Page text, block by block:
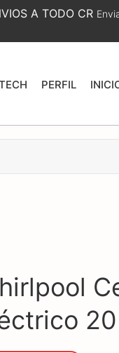
A TODO CR
PERFIL